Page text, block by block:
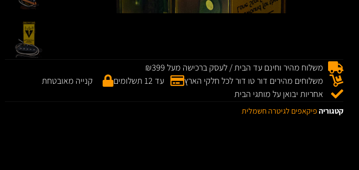
משלוח מהיר וחינם עד הבית / לעסק ברכישה מעל ₪399
משלוחים מהירים דור טו דור לכל חלקי הארץ
עד 12 תשלומים
קנייה מאובטחת
אחריות יבואן על מותגי הבית
קטגוריה פיקאפים לגיטרה חשמלית